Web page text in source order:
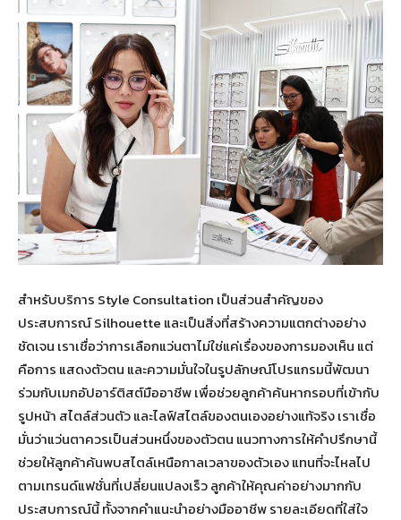
สำหรับบริการ Style Consultation เป็นส่วนสำคัญของ
ประสบการณ์ Silhouette และเป็นสิ่งที่สร้างความแตกต่างอย่าง
ชัดเจน เราเชื่อว่าการเลือกแว่นตาไม่ใช่แค่เรื่องของการมองเห็น แต่
คือการ แสดงตัวตน และความมั่นใจในรูปลักษณ์โปรแกรมนี้พัฒนา
ร่วมกับเมกอัปอาร์ติสต์มืออาชีพ เพื่อช่วยลูกค้าค้นหากรอบที่เข้ากับ
รูปหน้า สไตล์ส่วนตัว และไลฟ์สไตล์ของตนเองอย่างแท้จริง เราเชื่อ
มั่นว่าแว่นตาควรเป็นส่วนหนึ่งของตัวตน แนวทางการให้คำปรึกษานี้
ช่วยให้ลูกค้าค้นพบสไตล์เหนือกาลเวลาของตัวเอง แทนที่จะไหลไป
ตามเทรนด์แฟชั่นที่เปลี่ยนแปลงเร็ว ลูกค้าให้คุณค่าอย่างมากกับ
ประสบการณ์นี้ ทั้งจากคำแนะนำอย่างมืออาชีพ รายละเอียดที่ใส่ใจ